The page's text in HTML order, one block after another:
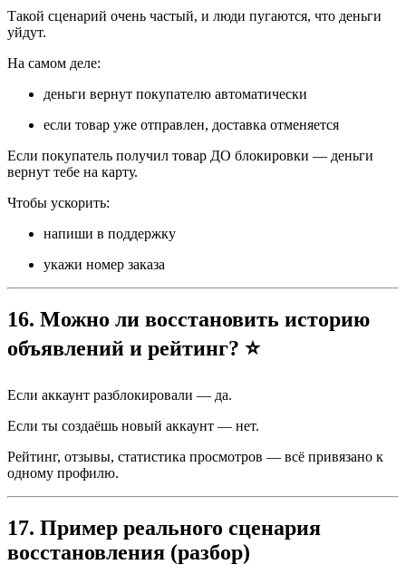
Такой сценарий очень частый, и люди пугаются, что деньги
уйдут.
На самом деле:
деньги вернут покупателю автоматически
если товар уже отправлен, доставка отменяется
Если покупатель получил товар ДО блокировки — деньги
вернут тебе на карту.
Чтобы ускорить:
напиши в поддержку
укажи номер заказа
16. Можно ли восстановить историю
объявлений и рейтинг? ⭐
Если аккаунт разблокировали — да.
Если ты создаёшь новый аккаунт — нет.
Рейтинг, отзывы, статистика просмотров — всё привязано к
одному профилю.
17. Пример реального сценария
восстановления (разбор)